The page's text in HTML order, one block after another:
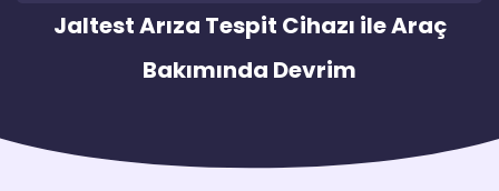
Jaltest Arıza Tespit Cihazı ile Araç
Bakımında Devrim